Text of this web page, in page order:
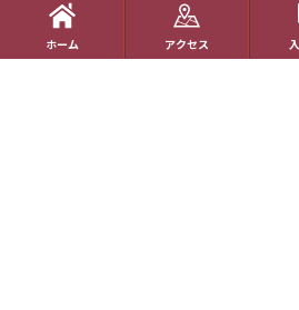
ホーム
学校生活
ホーム アクセス